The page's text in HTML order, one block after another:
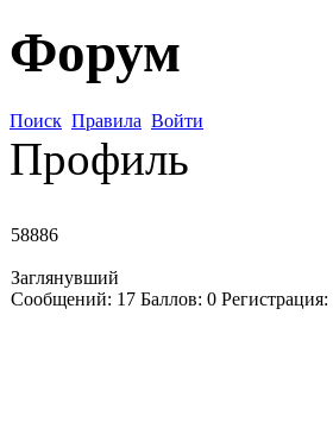
Форум
Поиск Правила Войти
Профиль
58886
Заглянувший
Сообщений: 17 Баллов: 0 Регистрация: